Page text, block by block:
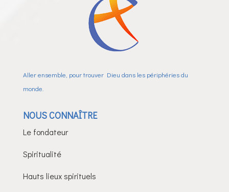
Aller ensemble, pour trouver Dieu dans les périphéries du
monde.
NOUS CONNAÎTRE
Le fondateur
Spiritualité
Hauts lieux spirituels